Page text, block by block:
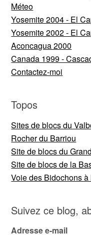
Méteo
Yosemite 2004 - El
Yosemite 2002 - El
Aconcagua 2000
Canada 1999 -
Contactez-moi
Topos
Sites de blocs du
Rocher du Barriou
Site de blocs du
Site de blocs de la
Voie des Bidochons
Suivez ce blog,
Adresse e-mail